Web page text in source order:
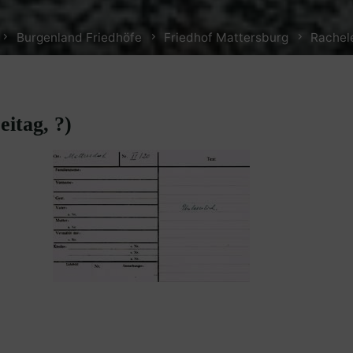
Burgenland Friedhöfe Friedhof Mattersburg
?)